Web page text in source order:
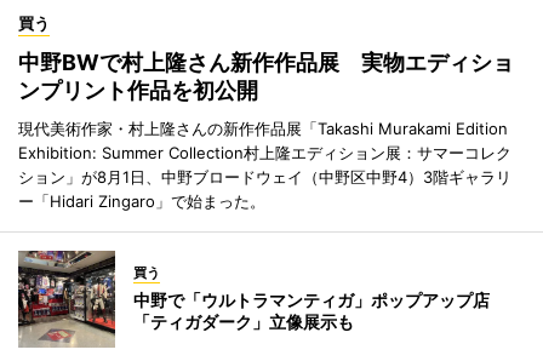
買う
中野BWで村上隆さん新作作品展 実物エディショ
ンプリント作品を初公開
現代美術作家・村上隆さんの新作作品展「Takashi Murakami Edition
Exhibition: Summer Collection村上隆エディション展：サマーコレク
ション」が8月1日、中野ブロードウェイ（中野区中野4）3階ギャラリ
ー「Hidari Zingaro」で始まった。
買う
中野で「ウルトラマンティガ」ポップアップ店
「ティガダーク」立像展示も